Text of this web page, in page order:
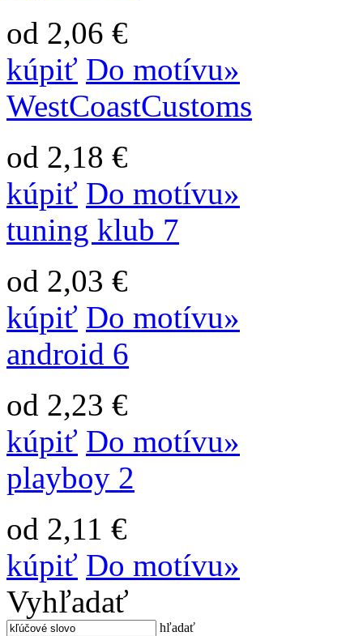
od 2,06 €
kúpiť Do motívu»
WestCoastCustoms
od 2,18 €
kúpiť Do motívu»
tuning klub 7
od 2,03 €
kúpiť Do motívu»
android 6
od 2,23 €
kúpiť Do motívu»
playboy 2
od 2,11 €
kúpiť Do motívu»
Vyhľadať
hľadať